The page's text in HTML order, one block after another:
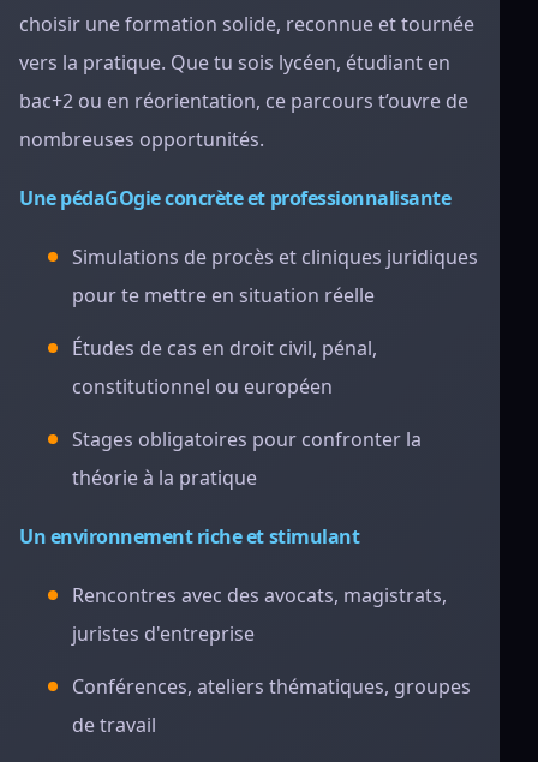
choisir une formation solide, reconnue et tournée
vers la pratique. Que tu sois lycéen, étudiant en
bac+2 ou en réorientation, ce parcours t’ouvre de
nombreuses opportunités.
Une pédaGOgie concrète et professionnalisante
Simulations de procès et cliniques juridiques
pour te mettre en situation réelle
Études de cas en droit civil, pénal,
constitutionnel ou européen
Stages obligatoires pour confronter la
théorie à la pratique
Un environnement riche et stimulant
Rencontres avec des avocats, magistrats,
juristes d'entreprise
Conférences, ateliers thématiques, groupes
de travail